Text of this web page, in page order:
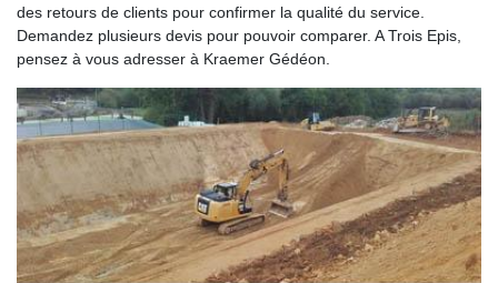
des retours de clients pour confirmer la qualité du service.
Demandez plusieurs devis pour pouvoir comparer. A Trois Epis,
pensez à vous adresser à Kraemer Gédéon.